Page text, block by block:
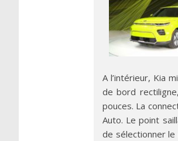
A l’intérieur, Kia
de bord
pouces. La
Auto. Le point
de sélectionner